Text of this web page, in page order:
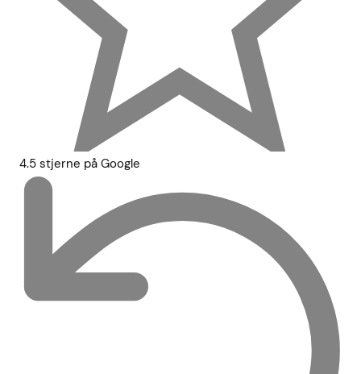
4.5 stjerne på Google